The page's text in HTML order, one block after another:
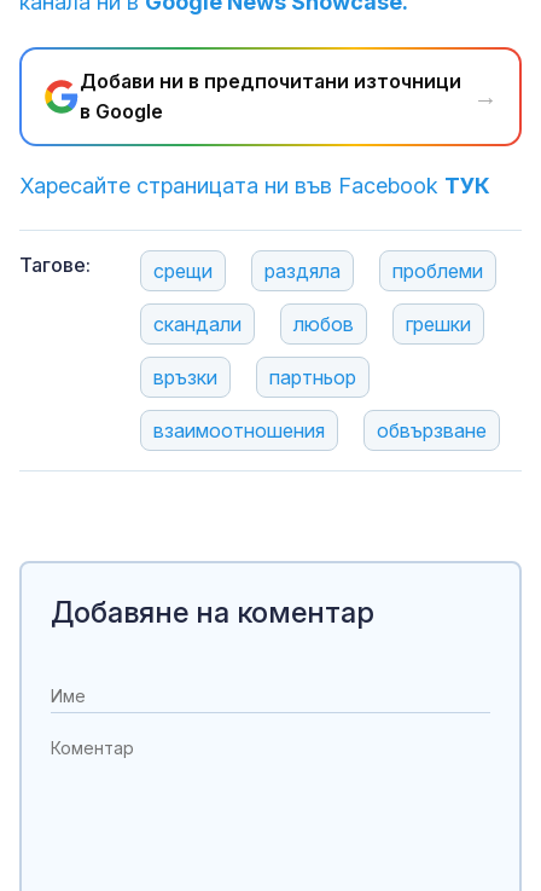
Добави ни в предпочитани източници
в Google
→
Харесайте страницата ни във Facebook ТУК
Тагове: срещи раздяла проблеми
скандали любов грешки
връзки партньор
взаимоотношения обвързване
Добавяне на коментар